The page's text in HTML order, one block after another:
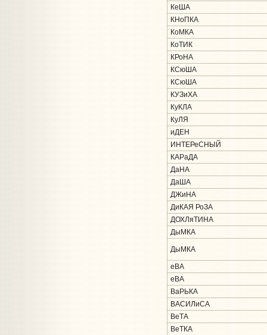
КеША
КНоПКА
КоМКА
КоТИК
КРоНА
КСюША
КСюША
КУЗиХА
КуКЛА
КуЛЯ
иДЕН
ИНТЕРеСНЫЙ
КАРаДА
ДаНА
ДаША
ДЖиНА
ДиКАЯ РоЗА
ДОХЛяТИНА
ДыМКА
ДыМКА
еВА
еВА
ВаРЬКА
ВАСИЛиСА
ВеТА
ВеТКА